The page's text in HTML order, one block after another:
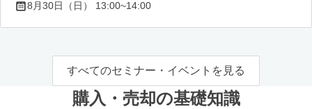
8月30日（日） 13:00~14:00
すべてのセミナー・イベントを見る
購入・売却の基礎知識